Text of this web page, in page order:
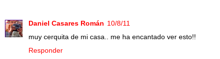
Daniel Casares Román 10/8/11
muy cerquita de mi casa.. me ha encantado ver esto!!
Responder